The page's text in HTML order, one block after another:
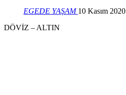
EGEDE YAŞAM 10 Kasım 2020
DÖVİZ – ALTIN